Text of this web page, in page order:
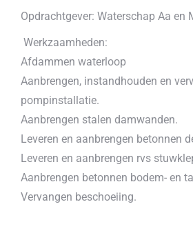
Opdrachtgever: Waterschap Aa en
Werkzaamheden:
Afdammen waterloop
Aanbrengen, instandhouden en
pompinstallatie.
Aanbrengen stalen damwanden.
Leveren en aanbrengen betonnen
Leveren en aanbrengen rvs
Aanbrengen betonnen bodem- en
Vervangen beschoeiing.